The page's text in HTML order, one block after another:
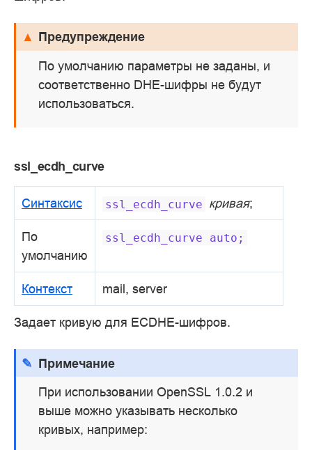
Предупреждение
По умолчанию параметры не заданы, и
соответственно DHE-шифры не будут
использоваться.
ssl_ecdh_curve
Синтаксис ssl_ecdh_curve кривая;
По
умолчанию
ssl_ecdh_curve auto;
Контекст mail, server
Задает кривую для ECDHE-шифров.
Примечание
При использовании OpenSSL 1.0.2 и
выше можно указывать несколько
кривых, например: